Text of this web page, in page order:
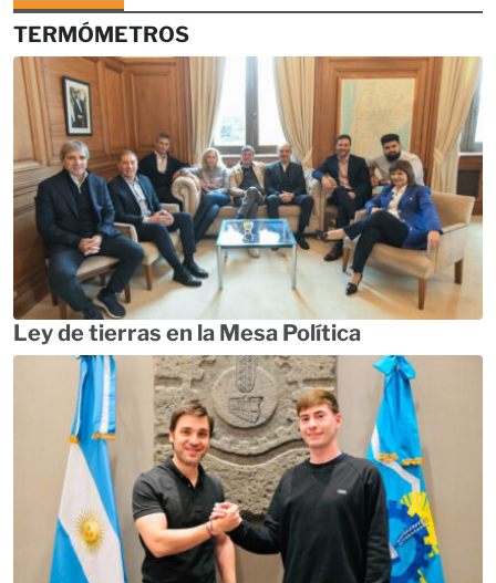
TERMÓMETROS
Ley de tierras en la Mesa Política